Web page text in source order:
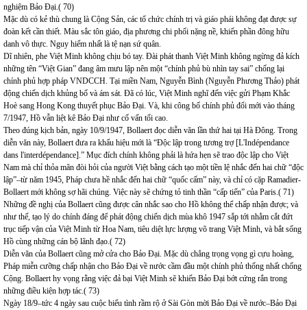
nghiệm Bảo Đại.( 70)
Mặc dù có kẻ thù chung là Cộng Sản, các tổ chức chính trị và giáo phái không đạt được sự
đoàn kết cần thiết. Màu sắc tôn giáo, địa phương chi phối nặng nề, khiến phần đông hữu
danh vô thực. Nguy hiểm nhất là tệ nạn sứ quân.
Dĩ nhiên, phe Việt Minh không chịu bó tay. Đài phát thanh Việt Minh không ngừng đả kích
những tên “Việt Gian” đang âm mưu lập nên một “chính phủ bù nhìn tay sai” chống lại
chính phủ hợp pháp VNDCCH. Tại miền Nam, Nguyễn Bình (Nguyễn Phương Thảo) phát
động chiến dịch khủng bố và ám sát. Đã có lúc, Việt Minh nghĩ đến việc gửi Phạm Khắc
Hoè sang Hong Kong thuyết phục Bảo Đại. Và, khi công bố chính phủ đổi mới vào tháng
7/1947, Hồ vẫn liệt kê Bảo Đại như cố vấn tối cao.
Theo đúng kịch bản, ngày 10/9/1947, Bollaert đọc diễn văn lần thứ hai tại Hà Đông. Trong
diễn văn này, Bollaert đưa ra khẩu hiệu mới là “Độc lập trong tương trợ [L'Indépendance
dans l'interdépendance].” Mục đích chính không phải là hứa hẹn sẽ trao độc lập cho Việt
Nam mà chỉ thỏa mãn đòi hỏi của người Việt bằng cách tạo một tiền lệ nhắc đến hai chữ “độc
lập”–từ năm 1945, Pháp chưa hề nhắc đến hai chữ “quốc cấm” này, và chỉ có cặp Ramadier-
Bollaert mới không sợ hãi chúng. Việc này sẽ chứng tỏ tinh thần “cấp tiến” của Paris.( 71)
Những đề nghị của Bollaert cũng được cân nhắc sao cho Hồ không thể chấp nhận được; và
như thế, tạo lý do chính đáng để phát động chiến dịch mùa khô 1947 sắp tới nhằm cắt đứt
trục tiếp vận của Việt Minh từ Hoa Nam, tiêu diệt lực lượng võ trang Việt Minh, và bắt sống
Hồ cùng những cán bộ lãnh đạo.( 72)
Diễn văn của Bollaert cũng mở cửa cho Bảo Đại. Mặc dù chẳng trọng vọng gì cựu hoàng,
Pháp miễn cưỡng chấp nhận cho Bảo Đại về nước cầm đầu một chính phủ thống nhất chống
Cộng. Bollaert hy vọng rằng việc đả bại Việt Minh sẽ khiến Bảo Đại bớt cứng rắn trong
những điều kiện hợp tác.( 73)
Ngày 18/9–tức 4 ngày sau cuộc biểu tình rầm rộ ở Sài Gòn mời Bảo Đại về nước–Bảo Đại